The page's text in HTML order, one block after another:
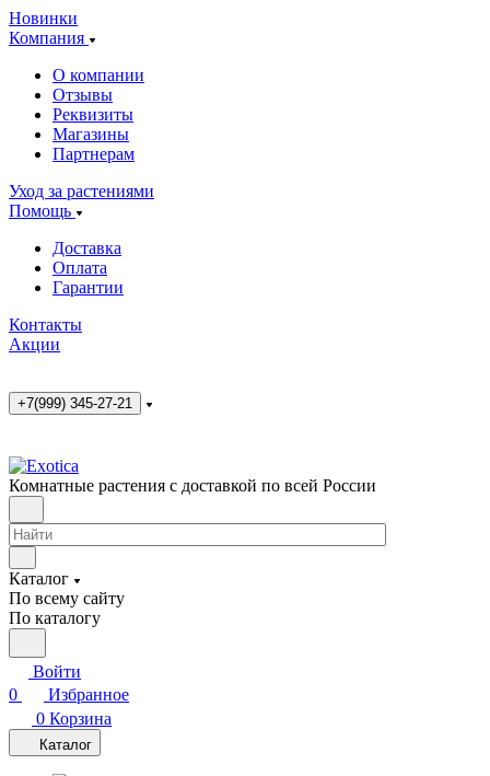
Новинки
Компания
О компании
Отзывы
Реквизиты
Магазины
Партнерам
Уход за растениями
Помощь
Доставка
Оплата
Гарантии
Контакты
Акции
+7(999) 345-27-21
Комнатные растения с доставкой по всей России
Каталог
По всему сайту
По каталогу
Войти
0
Избранное
0 Корзина
Каталог